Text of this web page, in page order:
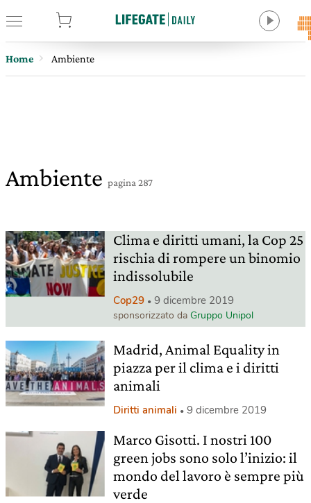
Home Ambiente
Ambiente pagina 287
Clima e diritti umani, la Cop 25
rischia di rompere un binomio
indissolubile
Cop29 9 dicembre 2019
sponsorizzato da Gruppo Unipol
Madrid, Animal Equality in
piazza per il clima e i diritti
animali
Diritti animali 9 dicembre 2019
Marco Gisotti. I nostri 100
green jobs sono solo l’inizio: il
mondo del lavoro è sempre più
verde